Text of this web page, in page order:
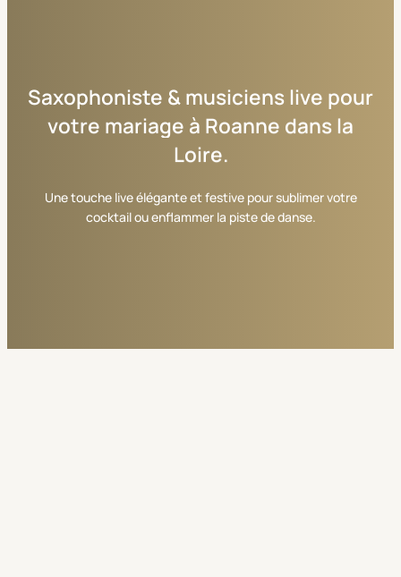
Saxophoniste &musicienslive pour
votre mariage à Roanne dansla
Loire.
Une touche live élégante et festive pour sublimer votre
cocktail ou enflammer la piste de danse.